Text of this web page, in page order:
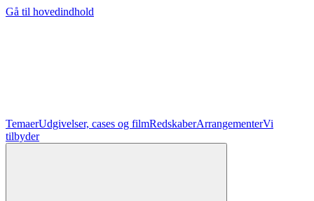
Gå til hovedindhold
TemaerUdgivelser, cases og filmRedskaberArrangementerVi
tilbyder